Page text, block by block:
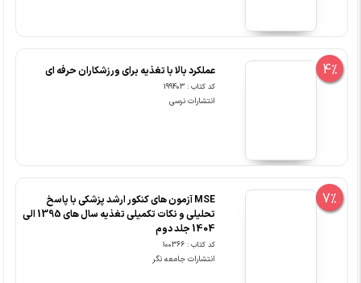
4% عملکرد بالا با تغذیه برای ورزشکاران حرفه ای
کد کتاب : 199403
انتشارات نرسی
7%
MSE آزمون های کنکور ارشد پزشکی با پاسخ
تحلیلی و نکات تکمیلی تغذیه سال های 1395 الی
1404 جلد دوم
کد کتاب : 100366
انتشارات جامعه نگر